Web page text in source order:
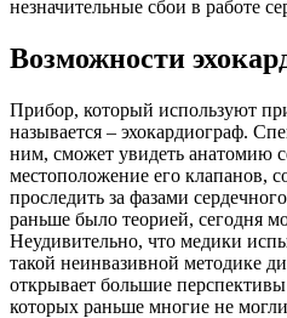
незначительные сбои в работе
Возможности
Прибор, который используют
называется – эхокардиограф.
ним, сможет увидеть анатомию
местоположение его клапанов,
проследить за фазами
раньше было теорией, сегодня
Неудивительно, что медики
такой неинвазивной методике
открывает большие
которых раньше многие не